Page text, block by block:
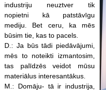
industriju neuztver tik
nopietni kā patstāvīgu
mediju. Bet ceru, ka mēs
būsim tie, kas to pacels.
D.: Ja būs tādi piedāvājumi,
mēs to noteikti izmantosim,
tas palīdzēs veidot mūsu
materiālus interesantākus.
M.: Domāju- tā ir industrija,